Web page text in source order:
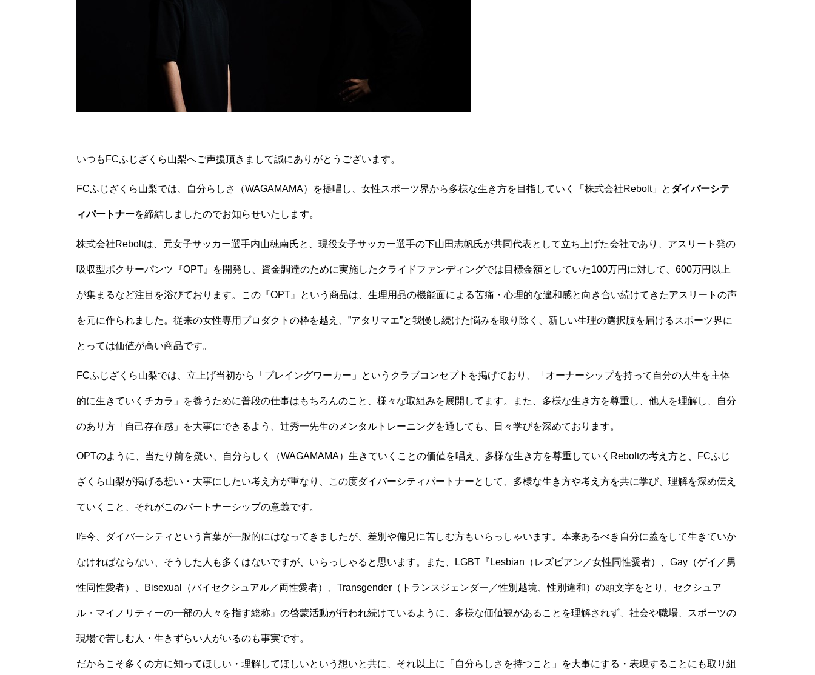
いつもFCふじざくら山梨へご声援頂きまして誠にありがとうございます。
FCふじざくら山梨では、自分らしさ（WAGAMAMA）を提唱し、女性スポーツ界から多様な生き方を目指していく「株式会社Rebolt」と ダイバーシテ
ィパートナーを締結しましたのでお知らせいたします。
株式会社Reboltは、元女子サッカー選手内山穂南氏と、現役女子サッカー選手の下山田志帆氏が共同代表として立ち上げた会社であり、アスリート発の
吸収型ボクサーパンツ『OPT』を開発し、資金調達のために実施したクライドファンディングでは目標金額としていた100万円に対して、600万円以上
が集まるなど注目を浴びております。この『OPT』という商品は、生理用品の機能面による苦痛・心理的な違和感と向き合い続けてきたアスリートの声
を元に作られました。従来の女性専用プロダクトの枠を越え、”アタリマエ”と我慢し続けた悩みを取り除く、新しい生理の選択肢を届けるスポーツ界に
とっては価値が高い商品です。
FCふじざくら山梨では、立上げ当初から「プレイングワーカー」というクラブコンセプトを掲げており、「オーナーシップを持って自分の人生を主体
的に生きていくチカラ」を養うために普段の仕事はもちろんのこと、様々な取組みを展開してます。また、多様な生き方を尊重し、他人を理解し、自分
のあり方「自己存在感」を大事にできるよう、辻秀一先生のメンタルトレーニングを通しても、日々学びを深めております。
OPTのように、当たり前を疑い、自分らしく（WAGAMAMA）生きていくことの価値を唱え、多様な生き方を尊重していくReboltの考え方と、FCふじ
ざくら山梨が掲げる想い・大事にしたい考え方が重なり、この度ダイバーシティパートナーとして、多様な生き方や考え方を共に学び、理解を深め伝え
ていくこと、それがこのパートナーシップの意義です。
昨今、ダイバーシティという言葉が一般的にはなってきましたが、差別や偏見に苦しむ方もいらっしゃいます。本来あるべき自分に蓋をして生きていか
なければならない、そうした人も多くはないですが、いらっしゃると思います。また、LGBT『Lesbian（レズビアン／女性同性愛者）、Gay（ゲイ／男
性同性愛者）、Bisexual（バイセクシュアル／両性愛者）、Transgender（トランスジェンダー／性別越境、性別違和）の頭文字をとり、セクシュア
ル・マイノリティーの一部の人々を指す総称』の啓蒙活動が行われ続けているように、多様な価値観があることを理解されず、社会や職場、スポーツの
現場で苦しむ人・生きずらい人がいるのも事実です。
だからこそ多くの方に知ってほしい・理解してほしいという想いと共に、それ以上に「自分らしさを持つこと」を大事にする・表現することにも取り組